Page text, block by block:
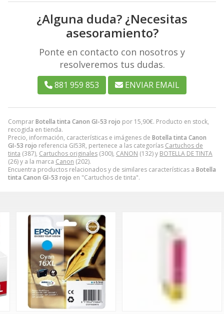
ComprarBotella tinta Canon GI-53 rojo por 15,90€. Producto en stock,
recogida en tienda.
Precio, información, características e imágenes de Botella tinta Canon
GI-53 rojo referencia GI53R, pertenece a las categorías Cartuchos de
tinta (387), Cartuchos originales (300), CANON (132) y BOTELLA DE TINTA
(26) y a la marca Canon (202).
Encuentra productos relacionados y de similares características a Botella
tinta Canon GI-53 rojo en "Cartuchos de tinta".
¿Alguna duda? ¿Necesitas
asesoramiento?
Ponte en contacto con nosotros y
resolveremos tus dudas.
881 959 853 ENVIAR EMAIL